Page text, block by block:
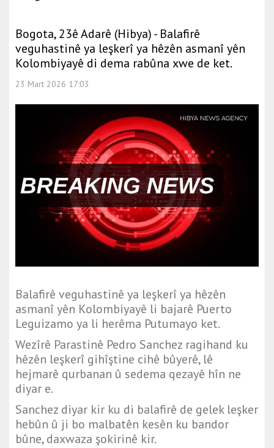
Bogota, 23ê Adarê (Hibya) - Balafirê
veguhastinê ya leşkerî ya hêzên asmanî yên
Kolombiyayê di dema rabûna xwe de ket.
23 Mart 2026 17:03
Balafirê veguhastinê ya leşkerî ya hêzên
asmanî yên Kolombiyayê li bajarê Puerto
Leguizamo ya li herêma Putumayo ket.
Wezîrê Parastinê Pedro Sanchez ragihand ku
hêzên leşkerî gihîştine cihê bûyerê, lê
hejmarê qurbanan û sedema qezayê hîn ne
diyar e.
Sanchez diyar kir ku di balafirê de gelek leşker
hebûn û ji bo malbatên kesên ku bandor
bûne, daxwaza şokirinê kir.